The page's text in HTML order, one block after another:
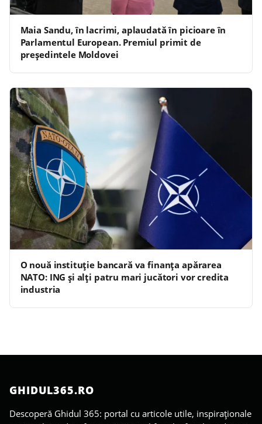
Maia Sandu, în lacrimi, aplaudată în picioare în
Parlamentul European. Premiul primit de
președintele Moldovei
O nouă instituție bancară va finanța apărarea
NATO: ING și alți patru mari jucători vor credita
industria
GHIDUL365.RO
Descoperă Ghidul 365: portal cu articole utile, inspiraționale